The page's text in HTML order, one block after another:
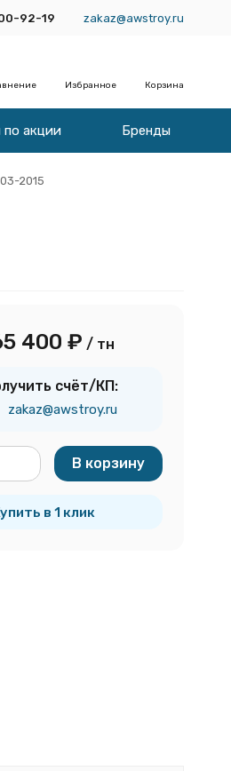
92-19 zakaz@awstroy.ru
Избранное Корзина
акции Бренды
2015
400 ₽ / тн
счёт/КП:
zakaz@awstroy.ru
В корзину
в 1 клик